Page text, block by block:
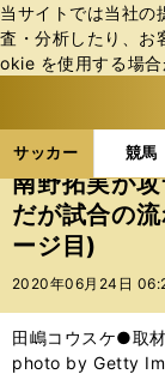
当サイトでは当社の
査・分析したり、お
okie を使⽤する場
サッカー 競馬
ス
ポ
ル
テ
ー
バ
サッカーの
南野拓実が
だが試合の
ージ目)
2020年06月24日
田嶋コウスケ●取
photo by Getty